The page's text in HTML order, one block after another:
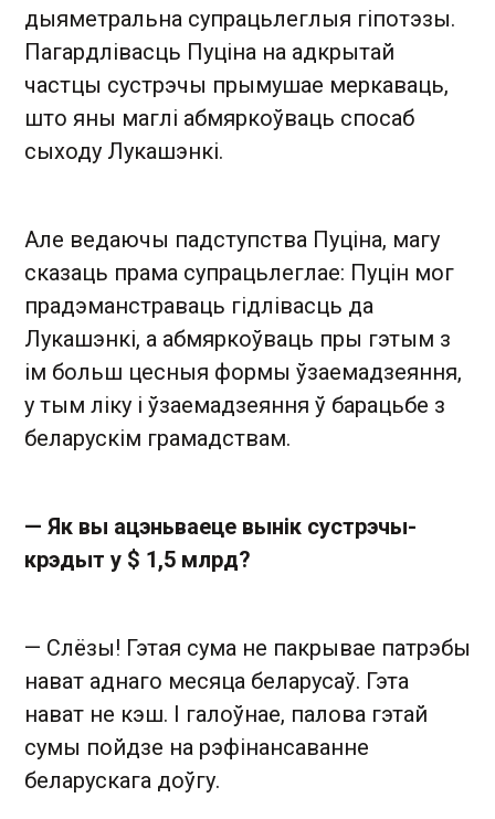
дыяметральна супрацьлеглыя гіпотэзы.
Пагардлівасць Пуціна на адкрытай
частцы сустрэчы прымушае меркаваць,
што яны маглі абмяркоўваць спосаб
сыходу Лукашэнкі.
Але ведаючы падступства Пуціна, магу
сказаць прама супрацьлеглае: Пуцін мог
прадэманстраваць гідлівасць да
Лукашэнкі, а абмяркоўваць пры гэтым з
ім больш цесныя формы ўзаемадзеяння,
у тым ліку і ўзаемадзеяння ў барацьбе з
беларускім грамадствам.
— Як вы ацэньваеце вынік сустрэчы-
крэдыт у $ 1,5 млрд?
— Слёзы! Гэтая сума не пакрывае патрэбы
нават аднаго месяца беларусаў. Гэта
нават не кэш. І галоўнае, палова гэтай
сумы пойдзе на рэфінансаванне
беларускага доўгу.